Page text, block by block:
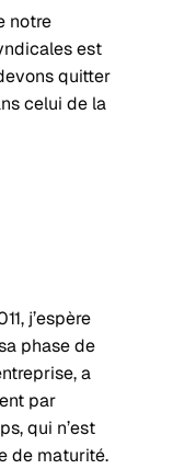
notre
est
quitter
celui de la
j’espère
phase de
a
par
qui n’est
de maturité.